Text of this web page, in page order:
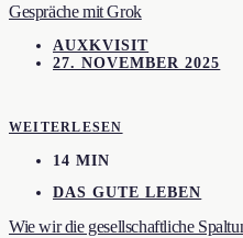
Gespräche mit Grok
AUXKVISIT
27. NOVEMBER 2025
WEITERLESEN
14 MIN
DAS GUTE LEBEN
Wie wir die gesellschaftliche